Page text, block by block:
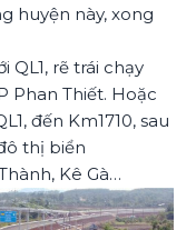
huyện này, xong
QL1, rẽ trái chạy
Phan Thiết. Hoặc
đến Km1710, sau
thị biển
Kê Gà…